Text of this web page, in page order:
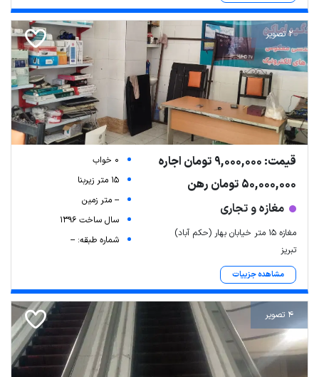
2 تصویر
قیمت: 9,000,000 تومان اجاره
50,000,000 تومان رهن
مغازه و تجاری
مغازه ۱۵ متر خیابان بهار (حکم آباد)
تبریز
مشاهده جزییات
0 خواب
15 متر زیربنا
-- متر زمین
سال ساخت 1396
شماره طبقه: --
4 تصویر